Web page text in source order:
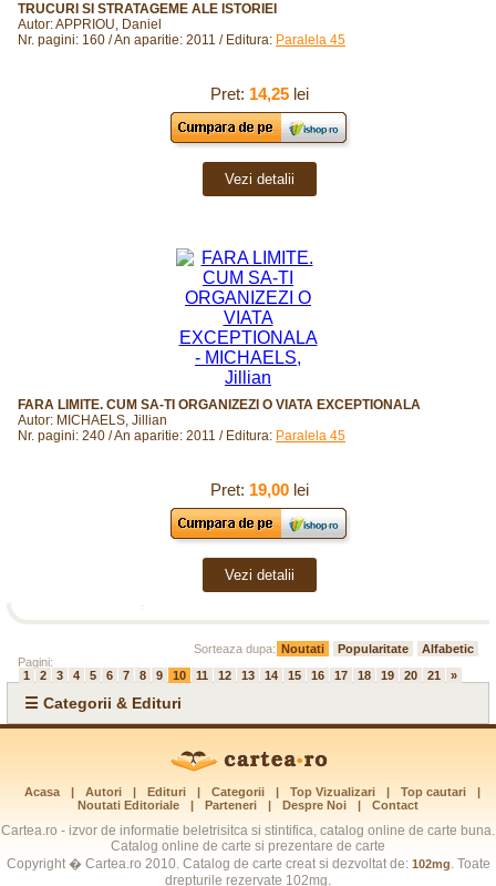
TRUCURI SI STRATAGEME ALE ISTORIEI
Autor: APPRIOU, Daniel
Nr. pagini: 160 / An aparitie: 2011 / Editura: Paralela 45
Pret: 14,25lei
Vezi detalii
FARA LIMITE. CUM SA-TI ORGANIZEZI O VIATA EXCEPTIONALA
Autor: MICHAELS, Jillian
Nr. pagini: 240 / An aparitie: 2011 / Editura: Paralela 45
Pret: 19,00lei
Vezi detalii
Sorteaza dupa: Noutati Popularitate
Alfabetic
Pagini:
1
2 3 4 5 6 7 8 9 10 11 12 13 14 15 16 17 18 19 20 21 »
☰ Categorii & Edituri
Acasa | Autori | Edituri | Categorii | Top Vizualizari | Top cautari
|
Noutati Editoriale
| Parteneri | Despre Noi | Contact
Cartea.ro - izvor de informatie beletrisitca si stintifica, catalog online de carte buna.
Catalog online de carte si prezentare de carte
Copyright � Cartea.ro 2010. Catalog de carte creat si dezvoltat de: 102mg. Toate
drepturile rezervate 102mg.